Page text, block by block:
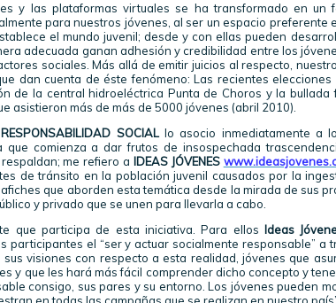
y las plataformas virtuales se ha transformado en un
para nuestros jóvenes, al ser un espacio preferente
el mundo juvenil; desde y con ellas pueden
adecuada ganan adhesión y credibilidad entre los
sociales. Más allá de emitir juicios al respecto,
dan cuenta de éste fenómeno: Las recientes elecciones
de la central hidroeléctrica Punta de Choros y la bullada
asistieron más de más de 5000 jóvenes (abril 2010).
RESPONSABILIDAD SOCIALlo asocio inmediatamente a
que comienza a dar frutos de insospechada
me refiero a IDEAS JÓVENES
de tránsito en la población juvenil causados por la
que aborden esta temática desde la mirada de sus
y privado que se unen para llevarla a cabo.
que participa de esta iniciativa. Para ellos Ideas
participantes el “ser y actuar socialmente responsable” a
visiones con respecto a esta realidad, jóvenes que
y que les hará más fácil comprender dicho concepto y
consigo, sus pares y su entorno. Los jóvenes pueden